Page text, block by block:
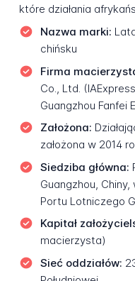
które działania
Nazwa marki:
chińsku
Firma
Co., Ltd.
Guangzhou Fanfei
Założona:
założona w 2014
Siedziba główna:
Guangzhou,
Portu Lotniczego
Kapitał
macierzysta)
Sieć oddziałów: